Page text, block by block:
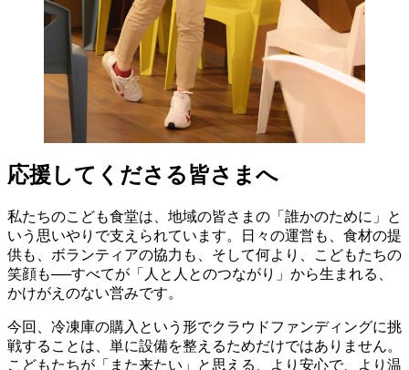
応援してくださる皆さまへ
私たちのこども食堂は、地域の皆さまの「誰かのために」と
いう思いやりで支えられています。日々の運営も、食材の提
供も、ボランティアの協力も、そして何より、こどもたちの
笑顔も──すべてが「人と人とのつながり」から生まれる、
かけがえのない営みです。
今回、冷凍庫の購入という形でクラウドファンディングに挑
戦することは、単に設備を整えるためだけではありません。
こどもたちが「また来たい」と思える、より安心で、より温